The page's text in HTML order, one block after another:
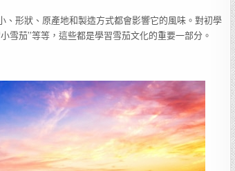
形狀、原產地和製造方式都會影響它的風味。對初學
雪茄”等等，這些都是學習雪茄文化的重要一部分。